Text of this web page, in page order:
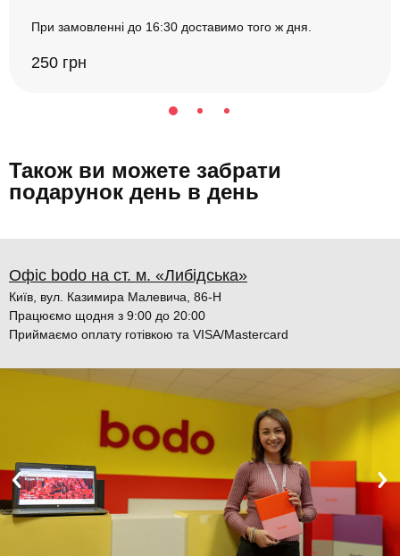
При замовленні до 16:30 доставимо того ж дня.
250 грн
Також ви можете забрати
подарунок день в день
Офіс bodo на ст. м. «Либідська»
Київ, вул. Казимира Малевича, 86-Н
Працюємо щодня з 9:00 до 20:00
Приймаємо оплату готівкою та VISA/Mastercard